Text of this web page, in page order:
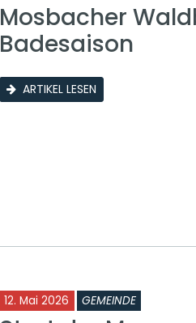
Mosbacher
Badesaison
ARTIKEL LESEN
12. Mai 2026 GEMEINDE